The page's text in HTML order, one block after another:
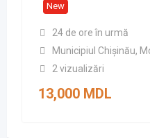
New
24 de ore în urmă
Municipiul Chișinău,
2 vizualizări
13,000 MDL